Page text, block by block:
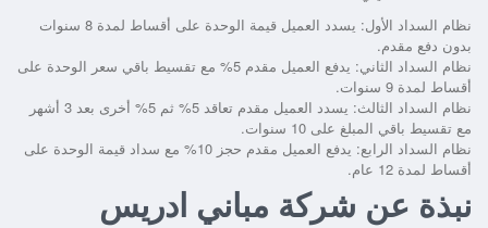
نظام السداد الأول: يسدد العميل قيمة الوحدة على أقساط لمدة 8 سنوات
بدون دفع مقدم.
نظام السداد الثاني: يدفع العميل مقدم 5% مع تقسيط باقي سعر الوحدة على
أقساط لمدة 9 سنوات.
نظام السداد الثالث: يسدد العميل مقدم تعاقد 5% ثم 5% أخرى بعد 3 أشهر
مع تقسيط باقي المبلغ على 10 سنوات.
نظام السداد الرابع: يدفع العميل مقدم حجز 10% مع سداد قيمة الوحدة على
أقساط لمدة 12 عام.
نبذة عن شركة مباني ادريس